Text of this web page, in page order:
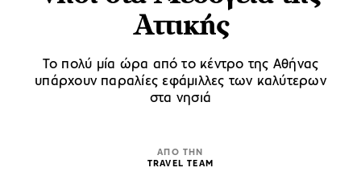
Αττικής
Το πολύ μία ώρα από το κέντρο της Αθήνας
υπάρχουν παραλίες εφάμιλλες των καλύτερων
στα νησιά
ΑΠΟ ΤΗΝ
TRAVEL TEAM